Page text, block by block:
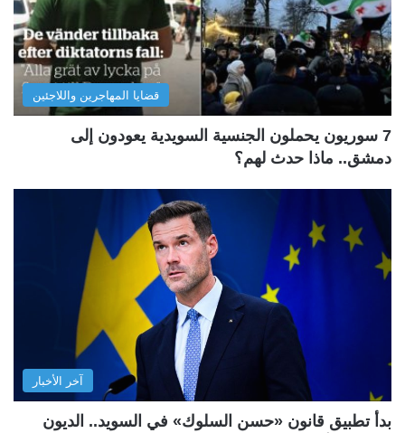
قضايا المهاجرين واللاجئين
7 سوريون يحملون الجنسية السويدية يعودون إلى
دمشق.. ماذا حدث لهم؟
آخر الأخبار
بدأ تطبيق قانون «حسن السلوك» في السويد.. الديون